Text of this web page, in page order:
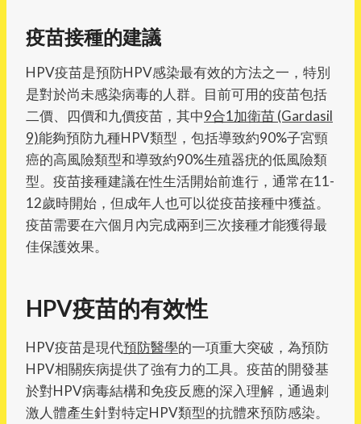
疫苗接種的建議
HPV疫苗是預防HPV感染最有效的方法之一，特別
是對於尚未感染病毒的人群。目前可用的疫苗包括
二價、四價和九價疫苗，其中9合1加衛苗 (Gardasil
9)能夠預防九種HPV類型，包括導致約90%子宮頸
癌的高風險類型和導致約90%生殖器疣的低風險類
型。疫苗接種建議在性生活開始前進行，通常在11-
12歲時開始，但成年人也可以從疫苗接種中獲益。
疫苗需要在六個月內完成兩到三次接種才能獲得最
佳保護效果。
HPV疫苗的有效性
HPV疫苗是現代預防醫學的一項重大突破，為預防
HPV相關疾病提供了強有力的工具。疫苗的開發基
於對HPV病毒結構和免疫反應的深入理解，通過刺
激人體產生針對特定HPV類型的抗體來預防感染。